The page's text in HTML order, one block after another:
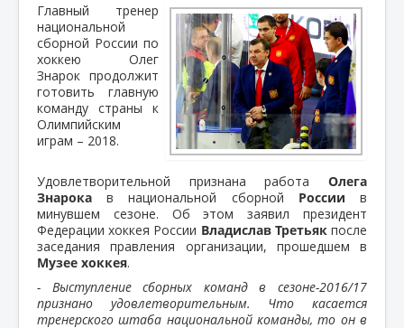
Главный тренер
национальной
сборной России по
хоккею Олег
Знарок продолжит
готовить главную
команду страны к
Олимпийским
играм – 2018.
Удовлетворительной признана работа Олега
Знарока в национальной сборной России в
минувшем сезоне. Об этом заявил президент
Федерации хоккея России Владислав Третьяк после
заседания правления организации, прошедшем в
Музее хоккея.
- Выступление сборных команд в сезоне-2016/17
признано удовлетворительным. Что касается
тренерского штаба национальной команды, то он в